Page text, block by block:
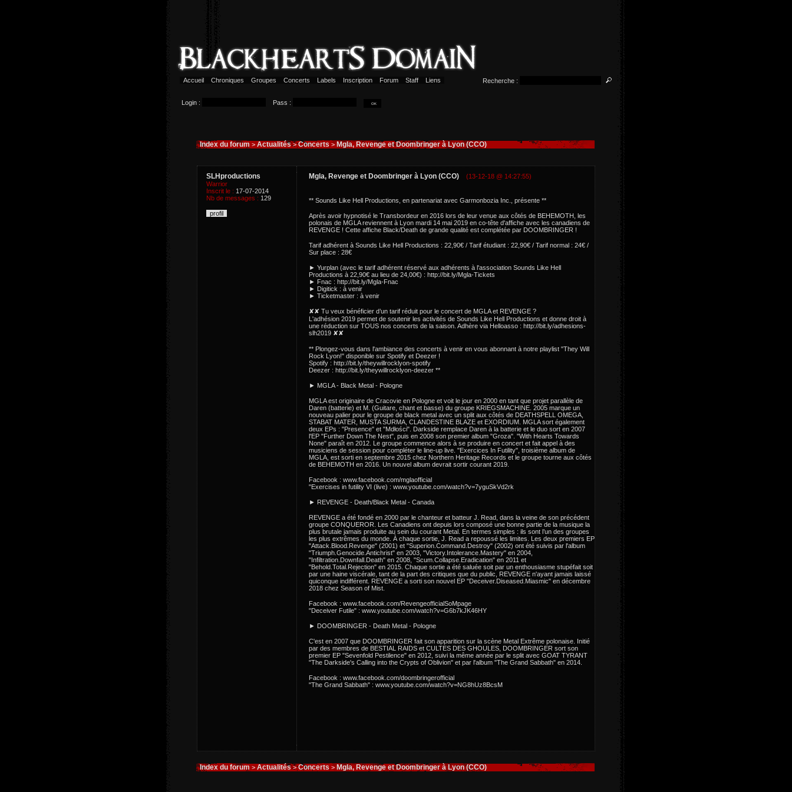
Accueil Chroniques Groupes Concerts Labels Inscription Forum Staff Liens Recherche :
Login : Pass :
Index du forum > Actualités>Concerts >Mgla, Revenge et Doombringer à Lyon (CCO)
SLHproductions
Warrior
Inscrit le : 17-07-2014
Nb de messages : 129
profil
Mgla, Revenge et Doombringer à Lyon (CCO) (13-12-18 @ 14:27:55)
** Sounds Like Hell Productions, en partenariat avec Garmonbozia Inc., présente **
Après avoir hypnotisé le Transbordeur en 2016 lors de leur venue aux côtés de BEHEMOTH, les
polonais de MGLA reviennent à Lyon mardi 14 mai 2019 en co-tête d'affiche avec les canadiens de
REVENGE ! Cette affiche Black/Death de grande qualité est complétée par DOOMBRINGER !
Tarif adhérent à Sounds Like Hell Productions : 22,90€ / Tarif étudiant : 22,90€ / Tarif normal : 24€ /
Sur place : 28€
► Yurplan (avec le tarif adhérent réservé aux adhérents à l'association Sounds Like Hell
Productions à 22,90€ au lieu de 24,00€) : http://bit.ly/Mgla-Tickets
► Fnac : http://bit.ly/Mgla-Fnac
► Digitick : à venir
► Ticketmaster : à venir
✘✘ Tu veux bénéficier d’un tarif réduit pour le concert de MGLA et REVENGE ?
L'adhésion 2019 permet de soutenir les activités de Sounds Like Hell Productions et donne droit à
une réduction sur TOUS nos concerts de la saison. Adhère via Helloasso : http://bit.ly/adhesions-
slh2019 ✘✘
** Plongez-vous dans l'ambiance des concerts à venir en vous abonnant à notre playlist "They Will
Rock Lyon!" disponible sur Spotify et Deezer !
Spotify : http://bit.ly/theywillrocklyon-spotify
Deezer : http://bit.ly/theywillrocklyon-deezer **
► MGLA - Black Metal - Pologne
MGLA est originaire de Cracovie en Pologne et voit le jour en 2000 en tant que projet parallèle de
Daren (batterie) et M. (Guitare, chant et basse) du groupe KRIEGSMACHINE. 2005 marque un
nouveau palier pour le groupe de black metal avec un split aux côtés de DEATHSPELL OMEGA,
STABAT MATER, MUSTA SURMA, CLANDESTINE BLAZE et EXORDIUM. MGLA sort également
deux EPs : "Presence" et "Mdłości". Darkside remplace Daren à la batterie et le duo sort en 2007
l'EP "Further Down The Nest", puis en 2008 son premier album "Groza". "With Hearts Towards
None" paraît en 2012. Le groupe commence alors à se produire en concert et fait appel à des
musiciens de session pour compléter le line-up live. "Exercices In Futility", troisième album de
MGLA, est sorti en septembre 2015 chez Northern Heritage Records et le groupe tourne aux côtés
de BEHEMOTH en 2016. Un nouvel album devrait sortir courant 2019.
Facebook : www.facebook.com/mglaofficial
"Exercises in futility VI (live) : www.youtube.com/watch?v=7yguSkVd2rk
► REVENGE - Death/Black Metal - Canada
REVENGE a été fondé en 2000 par le chanteur et batteur J. Read, dans la veine de son précédent
groupe CONQUEROR. Les Canadiens ont depuis lors composé une bonne partie de la musique la
plus brutale jamais produite au sein du courant Metal. En termes simples : ils sont l’un des groupes
les plus extrêmes du monde. À chaque sortie, J. Read a repoussé les limites. Les deux premiers EP
"Attack.Blood.Revenge" (2001) et "Superion.Command.Destroy" (2002) ont été suivis par l'album
"Triumph.Genocide.Antichrist" en 2003, "Victory.Intolerance.Mastery" en 2004,
"Infiltration.Downfall.Death" en 2008, "Scum.Collapse.Eradication" en 2011 et
"Behold.Total.Rejection" en 2015. Chaque sortie a été saluée soit par un enthousiasme stupéfait soit
par une haine viscérale, tant de la part des critiques que du public, REVENGE n'ayant jamais laissé
quiconque indifférent. REVENGE a sorti son nouvel EP "Deceiver.Diseased.Miasmic" en décembre
2018 chez Season of Mist.
Facebook : www.facebook.com/RevengeofficialSoMpage
"Deceiver Futile" : www.youtube.com/watch?v=G6b7kJK46HY
► DOOMBRINGER - Death Metal - Pologne
C'est en 2007 que DOOMBRINGER fait son apparition sur la scène Metal Extrême polonaise. Initié
par des membres de BESTIAL RAIDS et CULTES DES GHOULES, DOOMBRINGER sort son
premier EP "Sevenfold Pestilence" en 2012, suivi la même année par le split avec GOAT TYRANT
"The Darkside's Calling into the Crypts of Oblivion" et par l'album "The Grand Sabbath" en 2014.
Facebook : www.facebook.com/doombringerofficial
"The Grand Sabbath" : www.youtube.com/watch?v=NG8hUz8BcsM
Index du forum > Actualités>Concerts >Mgla, Revenge et Doombringer à Lyon (CCO)